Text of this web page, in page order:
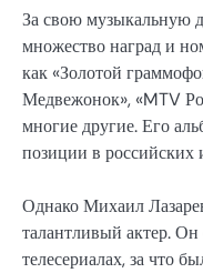
За свою музыкальную
множество наград и
как «Золотой
Медвежонок», «MTV
многие другие. Его
позиции в российских
Однако Михаил
талантливый актер.
телесериалах, за что